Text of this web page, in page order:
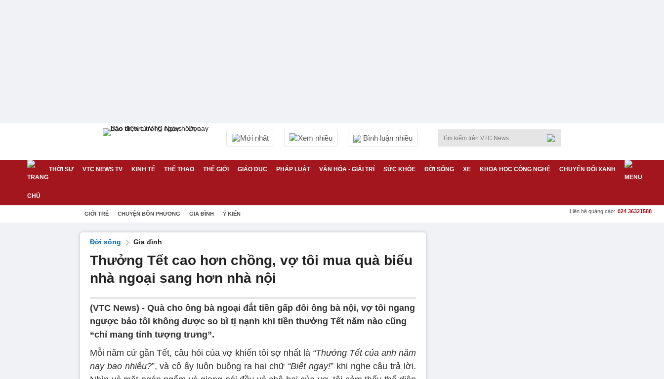
Mới nhất Xem nhiều Bình luận nhiều
THỜI SỰ VTC NEWS TV KINH TẾ THỂ THAO THẾ GIỚI GIÁO DỤC PHÁP LUẬT VĂN HÓA - GIẢI TRÍ SỨC KHỎE ĐỜI SỐNG XE KHOA HỌC CÔNG NGHỆ CHUYỂN ĐỔI XANH
GIỚI TRẺ CHUYỆN BỐN PHƯƠNG GIA ĐÌNH Ý KIẾN Liên hệ quảng cáo: 024 36321588
Đời sống Gia đình
Thưởng Tết cao hơn chồng, vợ tôi mua quà biếu
nhà ngoại sang hơn nhà nội
(VTC News) - Quà cho ông bà ngoại đắt tiền gấp đôi ông bà nội, vợ tôi ngang
ngược bảo tôi không được so bì tị nạnh khi tiền thưởng Tết năm nào cũng
“chỉ mang tính tượng trưng”.
Mỗi năm cứ gần Tết, câu hỏi của vợ khiến tôi sợ nhất là “Thưởng Tết của anh năm
nay bao nhiêu?”, và cô ấy luôn buông ra hai chữ “Biết ngay!” khi nghe câu trả lời.